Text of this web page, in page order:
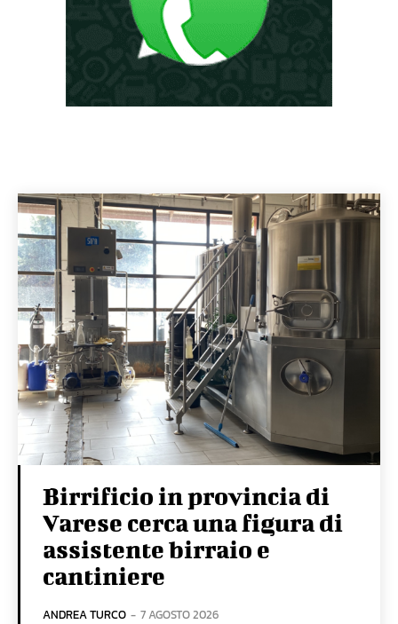
Birrificio in provincia di
Varese cerca una figura di
assistente birraio e
cantiniere
ANDREA TURCO - 7 AGOSTO 2026